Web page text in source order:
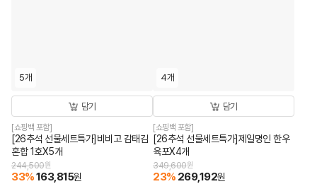
5개
담기
[쇼핑백 포함]
[26추석 선물세트특가]비비고 감태김
혼합 1호X5개
244,500원
33%163,815원
4개
담기
[쇼핑백 포함]
[26추석 선물세트특가]제일명인 한우
육포X4개
349,600원
23% 269,192원